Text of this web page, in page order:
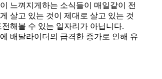
느껴지게하는 소식들이 매일같이 전
살고 있는 것이 제대로 살고 있는 것
해볼 수 있는 일자리가 아닙니다.
배달라이더의 급격한 증가로 인해 유